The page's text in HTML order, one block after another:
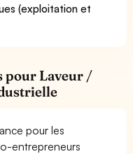
(exploitation et
pour Laveur /
pour les
entrepreneurs